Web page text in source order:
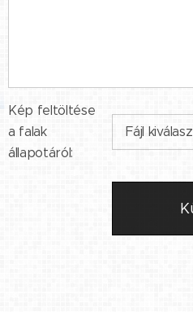
Kép feltöltése
a falak
állapotáról:
Fájl